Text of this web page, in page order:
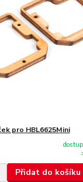
pro HBL6625Mini
Přidat do košíku